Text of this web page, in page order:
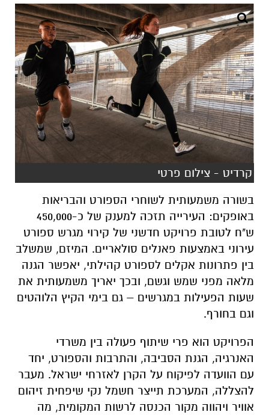
קרדיט - צילום פרטי
בשורה משמעותית לשוחרי הספורט והבריאות
באופקים: העירייה תזכה למענק של כ-450,000
ש"ח לטובת פרויקט חדשני של קירוי מגרש ספורט
עירוני באמצעות פאנלים סולאריים. המיזם, שמשלב
בין פתרונות אקלים לספורט קהילתי, יאפשר הגנה
מלאה מפני שמש וגשם, ובכך יאריך משמעותית את
שעות הפעילות במגרשים – גם בימי הקיץ הלוהטים
וגם בחורף.
הפרויקט הוא פרי שיתוף פעולה בין משרדי
האנרגיה, הגנת הסביבה, והתרבות והספורט, יחד
עם הוועדה לפיקוח על הקרן לאזרחי ישראל. מעבר
להצללה, המערכת תייצר חשמל נקי שיפחית זיהום
אוויר ויהווה מקור הכנסה לרשות המקומית, מה